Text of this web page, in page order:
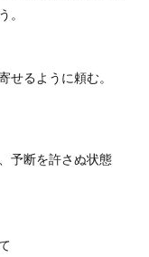
。
せるように頼む。
予断を許さぬ状態